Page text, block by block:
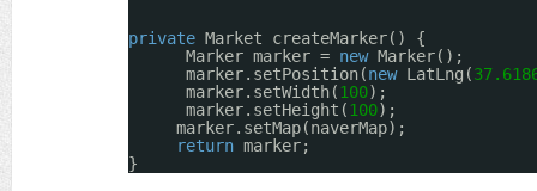
private Market createMarker() {
Marker marker = new Marker();
marker.setPosition(new LatLng(
marker.setWidth(100);
marker.setHeight(100);
marker.setMap(naverMap);
return marker;
}